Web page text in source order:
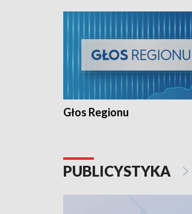
Głos Regionu
PUBLICYSTYKA